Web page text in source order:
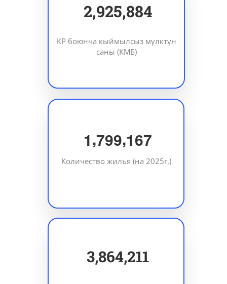
3,602,633
КР боюнча кыймылсыз мүлктүн
саны (КМБ)
1,799,167
Количество жилья (на 2025г.)
5,499,321